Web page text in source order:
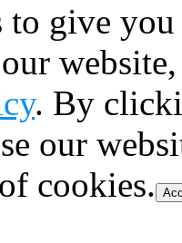
to give
. By
our
cookies.